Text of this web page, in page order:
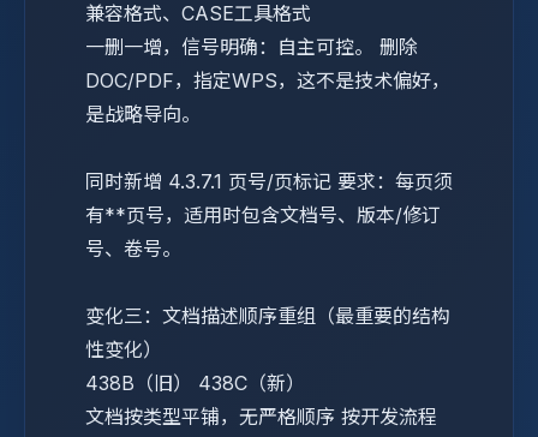
兼容格式、CASE工具格式
一删一增，信号明确：自主可控。 删除
DOC/PDF，指定WPS，这不是技术偏好，
是战略导向。
同时新增 4.3.7.1 页号/页标记 要求：每页须
有**页号，适用时包含文档号、版本/修订
号、卷号。
变化三：文档描述顺序重组（最重要的结构
性变化）
438B（旧）
438C（新）
文档按类型平铺，无严格顺序 按开发流程